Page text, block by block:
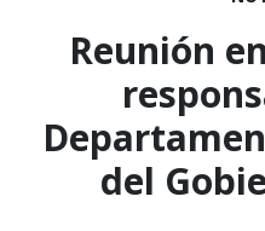
Reunión
del